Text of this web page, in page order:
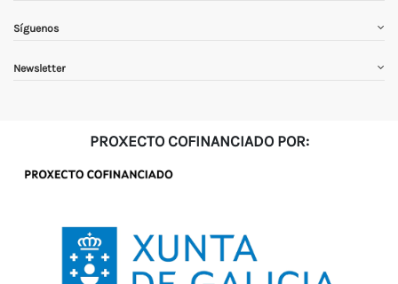
Síguenos
Newsletter
PROXECTO COFINANCIADO POR: